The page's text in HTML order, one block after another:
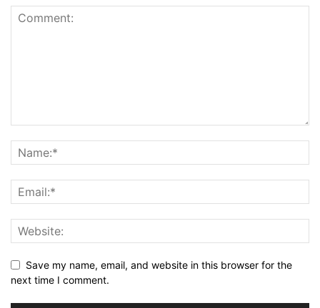
Save my name, email, and website in this browser for the
next time I comment.